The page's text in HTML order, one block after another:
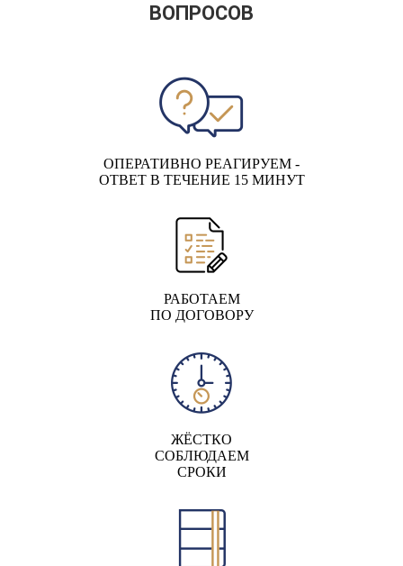
ВОПРОСОВ
ОПЕРАТИВНО РЕАГИРУЕМ -
ОТВЕТ В ТЕЧЕНИЕ 15 МИНУТ
РАБОТАЕМ
ПО ДОГОВОРУ
ЖЁСТКО
СОБЛЮДАЕМ
СРОКИ